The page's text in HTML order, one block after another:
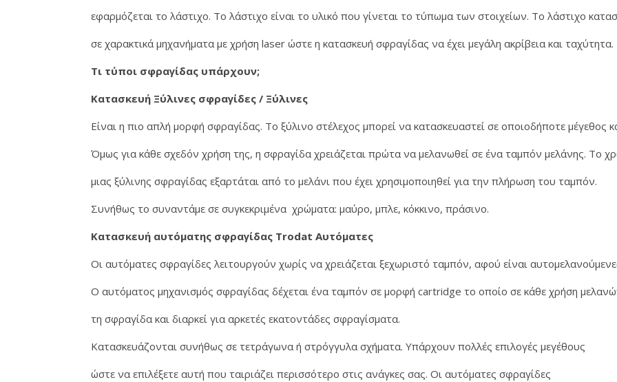
εφαρμόζεται το λάστιχο. Το λάστιχο είναι το υλικό που γίνεται το τύπωμα των στοιχείων. Το λάστιχο
σε χαρακτικά μηχανήματα με χρήση laser ώστε η κατασκευή σφραγίδας να έχει μεγάλη ακρίβεια και ταχύτητα.
Τι τύποι σφραγίδας υπάρχουν;
Κατασκευή Ξύλινες σφραγίδες / Ξύλινες
Είναι η πιο απλή μορφή σφραγίδας. Το ξύλινο στέλεχος μπορεί να κατασκευαστεί σε οποιοδήποτε μέγεθος
Όμως για κάθε σχεδόν χρήση της, η σφραγίδα χρειάζεται πρώτα να μελανωθεί σε ένα ταμπόν μελάνης. Το
μιας ξύλινης σφραγίδας εξαρτάται από το μελάνι που έχει χρησιμοποιηθεί για την πλήρωση του ταμπόν.
Συνήθως το συναντάμε σε συγκεκριμένα χρώματα: μαύρο, μπλε, κόκκινο, πράσινο.
Κατασκευή αυτόματης σφραγίδας Trodat Αυτόματες
Οι αυτόματες σφραγίδες λειτουργούν χωρίς να χρειάζεται ξεχωριστό ταμπόν, αφού είναι
Ο αυτόματος μηχανισμός σφραγίδας δέχεται ένα ταμπόν σε μορφή cartridge το οποίο σε κάθε χρήση
τη σφραγίδα και διαρκεί για αρκετές εκατοντάδες σφραγίσματα.
Κατασκευάζονται συνήθως σε τετράγωνα ή στρόγγυλα σχήματα. Υπάρχουν πολλές επιλογές μεγέθους
ώστε να επιλέξετε αυτή που ταιριάζει περισσότερο στις ανάγκες σας. Οι αυτόματες σφραγίδες